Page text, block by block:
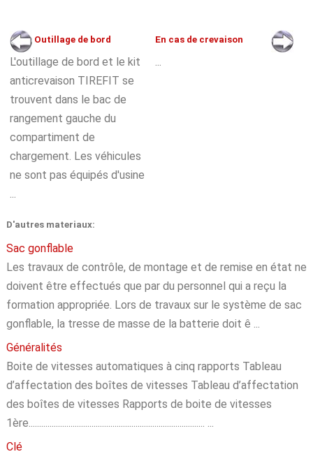
Outillage de bord
L'outillage de bord et le kit
anticrevaison TIREFIT se
trouvent dans le bac de
rangement gauche du
compartiment de
chargement. Les véhicules
ne sont pas équipés d'usine
En cas de crevaison
D'autres materiaux:
Sac gonflable
Les travaux de contrôle, de montage et de remise en état ne
doivent être effectués que par du personnel qui a reçu la
formation appropriée. Lors de travaux sur le système de sac
gonflable, la tresse de masse de la batterie doit ê ...
Généralités
Boite de vitesses automatiques à cinq rapports Tableau
d’affectation des boîtes de vitesses Tableau d’affectation
des boîtes de vitesses Rapports de boite de vitesses
1ère.................................................................................... ...
Clé